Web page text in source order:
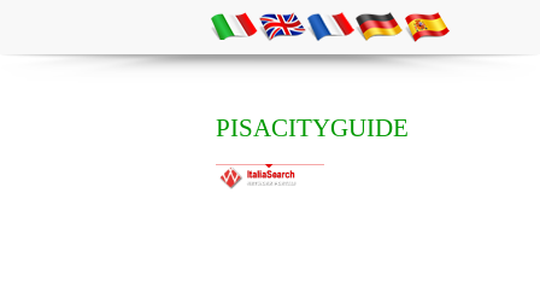
PISACITYGUIDE